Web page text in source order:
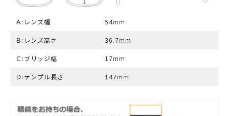
Ａ:レンズ幅 54mm
Ｂ:レンズ高さ 36.7mm
Ｃ:ブリッジ幅 17mm
Ｄ:テンプル長さ 147mm